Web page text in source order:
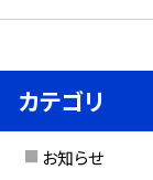
カテゴリ
お知らせ